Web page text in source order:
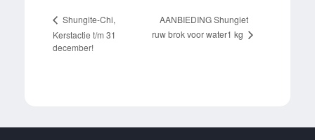
Shungite-Chi,
Kerstactie t/m 31
december!
AANBIEDING Shungiet
ruw brok voor water1 kg